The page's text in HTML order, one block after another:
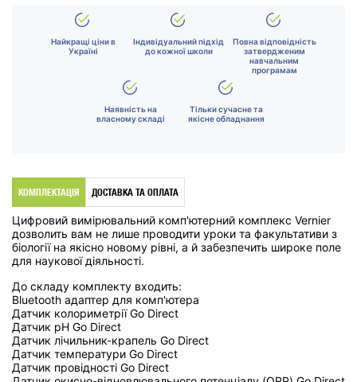
Найкращі ціни в
Україні
Індивідуальний підхід
до кожної школи
Повна відповідність
затвердженим
навчальним
програмам
Наявність на
власному складі
Тільки сучасне та
якісне обладнання
КОМПЛЕКТАЦІЯ ДОСТАВКА ТА ОПЛАТА
Цифровий вимірювальний комп'ютерний комплекс Vernier
дозволить вам не лише проводити уроки та факультативи з
біології на якісно новому рівні, а й забезпечить широке поле
для наукової діяльності.
До складу комплекту входить:
Bluetooth адаптер для комп'ютера
Датчик колориметрії Go Direct
Датчик рН Go Direct
Датчик лічильник-крапель Go Direct
Датчик температури Go Direct
Датчик провідності Go Direct